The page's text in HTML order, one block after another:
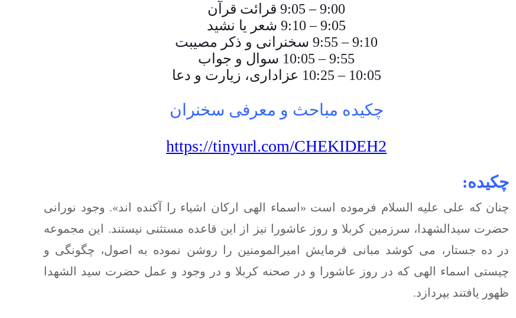
9:00 – 9:05 قرائت قرآن
9:05 – 9:10 شعر یا نشید
9:10 – 9:55 سخنرانی و ذکر مصیبت
9:55 – 10:05 سوال و جواب
10:05 – 10:25 عزاداری، زیارت و دعا
چکیده مباحث و معرفی سخنران
https://tinyurl.com/CHEKIDEH2
چکیده:
چنان که علی علیه السلام فرموده است «اسماء الهی ارکان اشیاء را آکنده اند». وجود نورانی
حضرت سیدالشهدا، سرزمین کربلا و روز عاشورا نیز از این قاعده مستثنی نیستند. این مجموعه
در ده جستار، می کوشد مبانی فرمایش امیرالمومنین را روشن نموده به اصول، چگونگی و
چیستی اسماء الهی که در روز عاشورا و در صحنه کربلا و در وجود و عمل حضرت سید الشهدا
ظهور یافتند بپردازد.